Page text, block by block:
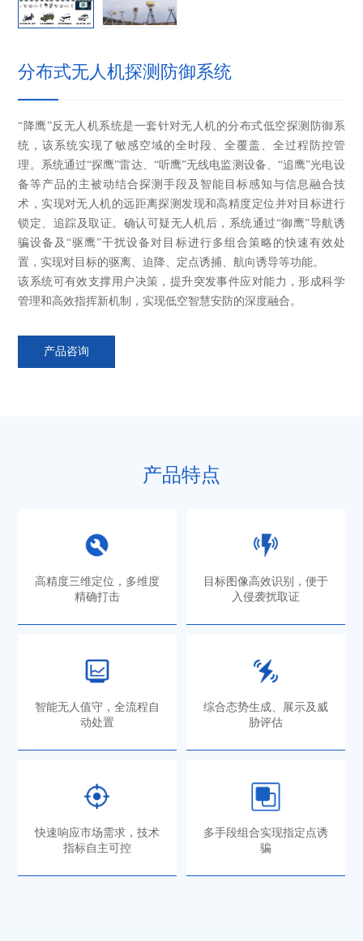
分布式无人机探测防御系统
“降鹰”反无人机系统是一套针对无人机的分布式低空探测防御系
统，该系统实现了敏感空域的全时段、全覆盖、全过程防控管
理。系统通过“探鹰”雷达、“听鹰”无线电监测设备、“追鹰”光电设
备等产品的主被动结合探测手段及智能目标感知与信息融合技
术，实现对无人机的远距离探测发现和高精度定位并对目标进行
锁定、追踪及取证。确认可疑无人机后，系统通过“御鹰”导航诱
骗设备及“驱鹰”干扰设备对目标进行多组合策略的快速有效处
置，实现对目标的驱离、迫降、定点诱捕、航向诱导等功能。
该系统可有效支撑用户决策，提升突发事件应对能力，形成科学
管理和高效指挥新机制，实现低空智慧安防的深度融合。
产品咨询
产品特点
高精度三维定位，多维度
精确打击
目标图像高效识别，便于
入侵袭扰取证
智能无人值守，全流程自
动处置
综合态势生成、展示及威
胁评估
快速响应市场需求，技术
指标自主可控
多手段组合实现指定点诱
骗